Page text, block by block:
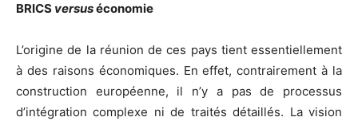
BRICS versuséconomie
L’origine de la réunion de ces pays tient essentiellement
à des raisons économiques. En effet, contrairement à la
construction européenne, il n’y a pas de processus
d’intégration complexe ni de traités détaillés. La vision